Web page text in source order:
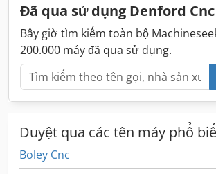
Đã qua sử dụng Denford Cnc
Bây giờ tìm kiếm toàn bộ
200.000 máy đã qua sử dụng.
Duyệt qua các tên máy phổ
Boley Cnc